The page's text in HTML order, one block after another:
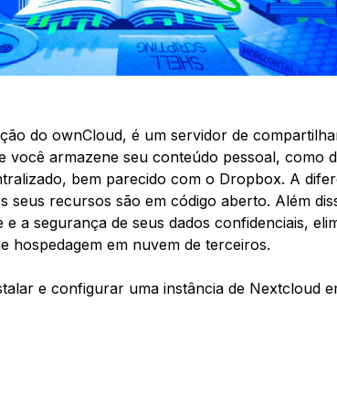
do ownCloud, é um servidor de
você armazene seu conteúdo pessoal, como
bem parecido com o Dropbox. A
seus recursos são em código aberto. Além
a segurança de seus dados confidenciais,
hospedagem em nuvem de terceiros.
e configurar uma instância de Nextcloud